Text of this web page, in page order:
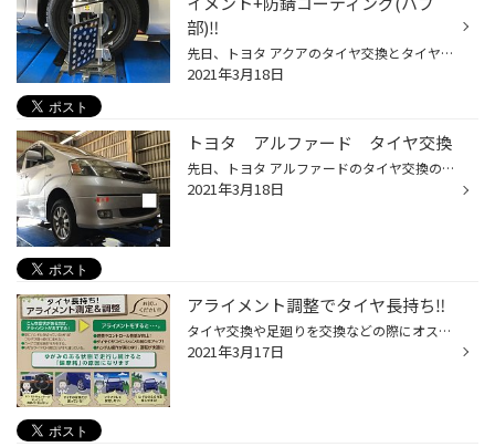
部)‼️
先日、トヨタ アクアのタイヤ交換とタイヤを長持ちさせるためにアライメント調整、タイヤを外した際にしか出来ない防錆コーティング(ハブ部)の作業をさせていただきました‼️ タイヤはブリヂストンの雨に強く、長持ちな低燃費タイヤ エコピアNH100Cに交換させていただきました‼️ そして、タイヤの取...
2021年3月18日
トヨタ アルファード タイヤ交換
先日、トヨタ アルファードのタイヤ交換の作業をさせていただきました‼️ (ご来店いただきありがとうございました‼️) タイヤを1本パンクしてしまい、4輪の溝も少なく、ヒビ割れもあったため交換させていただきました‼️ トヨタ アルファード ハイブリッド タイヤはセイバーリング SL101に交換させてい...
2021年3月18日
アライメント調整でタイヤ長持ち‼️
タイヤ交換や足廻りを交換などの際にオススメのアライメント調整もタイヤ館ではしっかり作業しています‼️ 詳しくはこちら⬇️⬇️⬇️ タイヤ館ではアライメント調整完了後以下のわかりやすい調整後の紙をお渡ししているので目で見てどう調整したかがしっかり分かるので安心です‼️ ぜひアライメント調整は...
2021年3月17日